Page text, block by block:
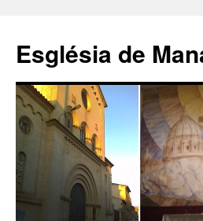
contenido
Església de